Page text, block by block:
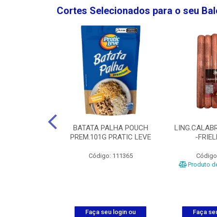
Cortes Selecionados para o seu
BATATA PALHA POUCH
PREM.101G PRATIC LEVE
Código: 111365
Faça seu login ou
-
Produto
Faça